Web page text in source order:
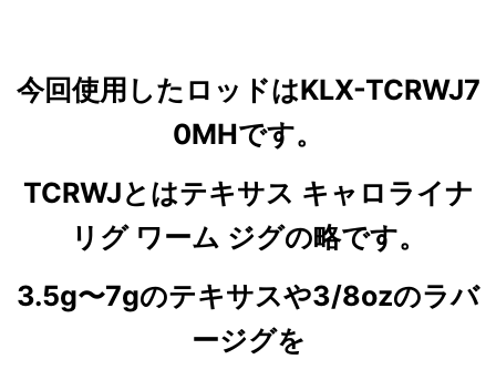
今回使用したロッドはKLX-TCRWJ7
0MHです。
TCRWJとはテキサス キャロライナ
リグ ワーム ジグの略です。
3.5g〜7gのテキサスや3/8ozのラバ
ージグを